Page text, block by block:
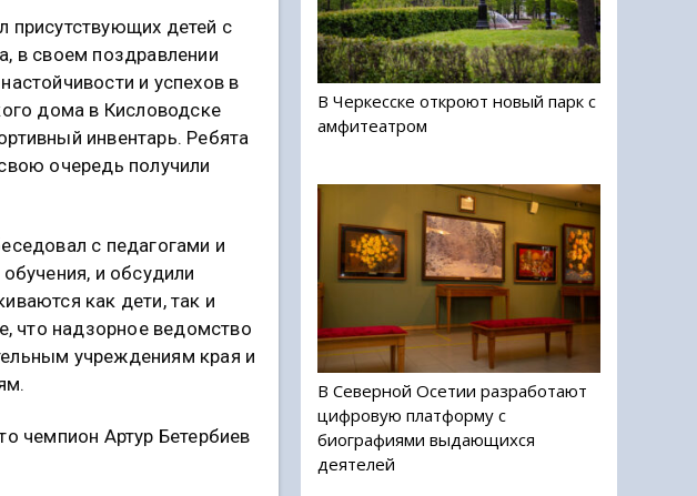
присутствующих детей с
в своем поздравлении
и успехов в
дома в Кисловодске
инвентарь. Ребята
очередь получили
с педагогами и
и обсудили
как дети, так и
что надзорное ведомство
учреждениям края и
чемпион Артур Бетербиев
В Черкесске откроют новый парк с
амфитеатром
В Северной Осетии разработают
цифровую платформу с
биографиями выдающихся
деятелей